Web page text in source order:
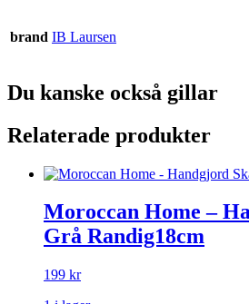
brand IB Laursen
Du kanske också gillar
Relaterade produkter
Moroccan Home –
Grå Randig18cm
199 kr